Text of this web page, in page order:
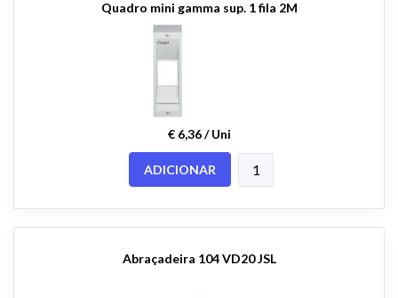
Quadro mini gamma sup. 1 fila 2M
€ 6,36 / Uni
ADICIONAR
Abraçadeira 104 VD20 JSL